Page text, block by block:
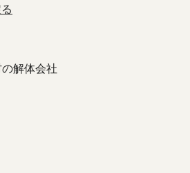
解体会社